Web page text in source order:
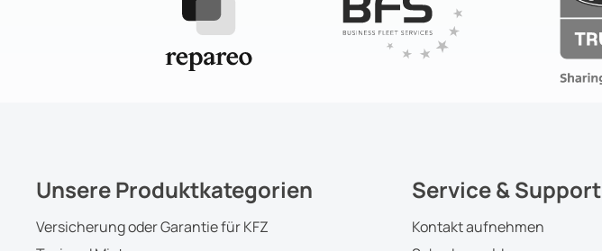
Unsere Produktkategorien
Versicherung oder Garantie für KFZ
Service & Support
Kontakt aufnehmen